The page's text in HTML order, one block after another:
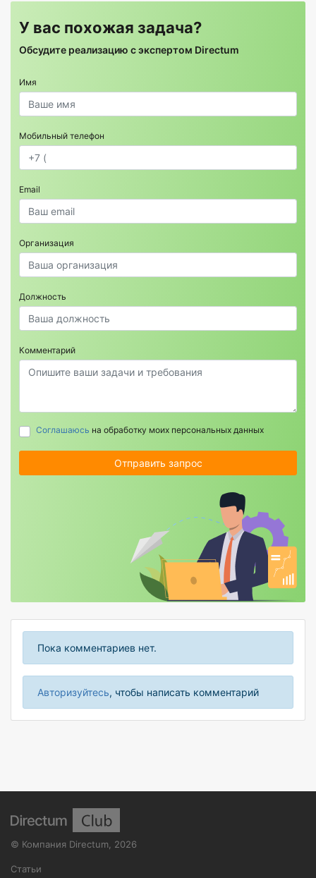
У вас похожая задача?
Обсудите реализацию с экспертом Directum
Имя
Мобильный телефон
Email
Организация
Должность
Комментарий
Соглашаюсь на обработку моих персональных данных
Отправить запрос
Пока комментариев нет.
Авторизуйтесь, чтобы написать комментарий
© Компания Directum 2026
Статьи